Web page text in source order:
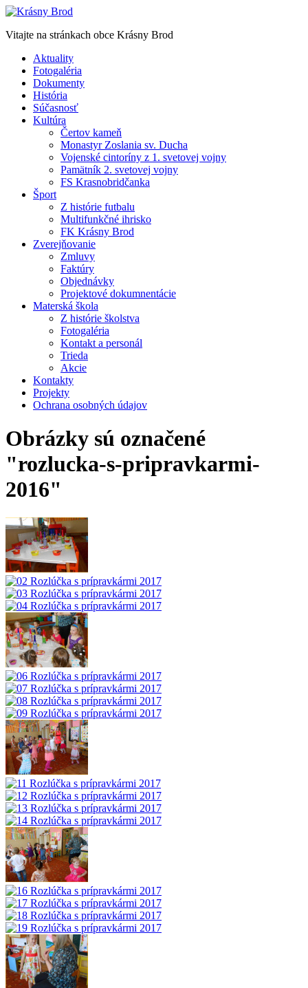
Vitajte na stránkach obce Krásny Brod
Aktuality
Fotogaléria
Dokumenty
História
Súčasnosť
Kultúra
Čertov kameň
Monastyr Zoslania sv. Ducha
Vojenské cintoríny z 1. svetovej vojny
Pamätník 2. svetovej vojny
FS Krasnobridčanka
Šport
Z histórie futbalu
Multifunkčné ihrisko
FK Krásny Brod
Zverejňovanie
Zmluvy
Faktúry
Objednávky
Projektové dokumnentácie
Materská škola
Z histórie školstva
Fotogaléria
Kontakt a personál
Trieda
Akcie
Kontakty
Projekty
Ochrana osobných údajov
Obrázky sú označené
"rozlucka-s-pripravkarmi-
2016"